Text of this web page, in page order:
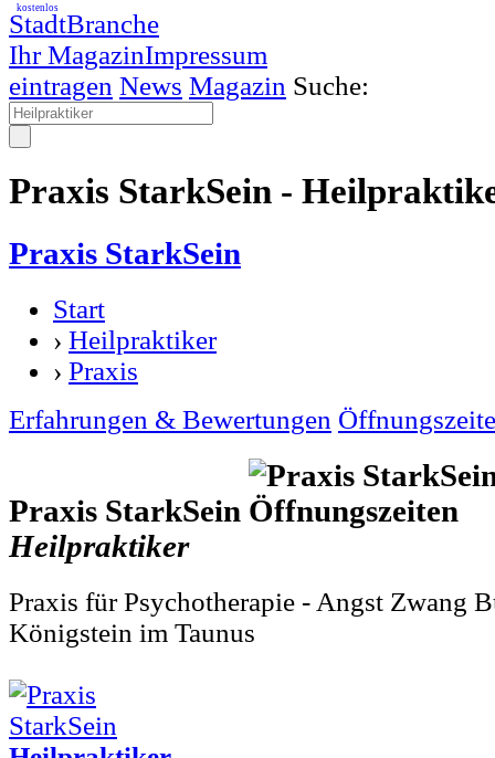
StadtBranche
Ihr MagazinImpressum
kostenlos
eintragen News Magazin Suche:
Praxis StarkSein -
Praxis StarkSein
Start
› Heilpraktiker
› Praxis
Erfahrungen & Bewertungen
Praxis StarkSein
Heilpraktiker
Praxis für Psychotherapie - Angst Zwang
Königstein im Taunus